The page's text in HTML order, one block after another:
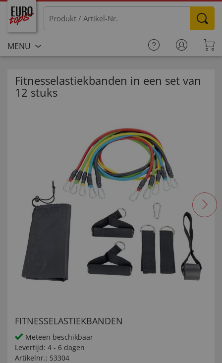
MENU
Fitnesselastiekbanden in een set van
12 stuks
FITNESSELASTIEKBANDEN
Meteen beschikbaar
Levertijd: 4 - 6 dagen
Artikelnr.: 53304